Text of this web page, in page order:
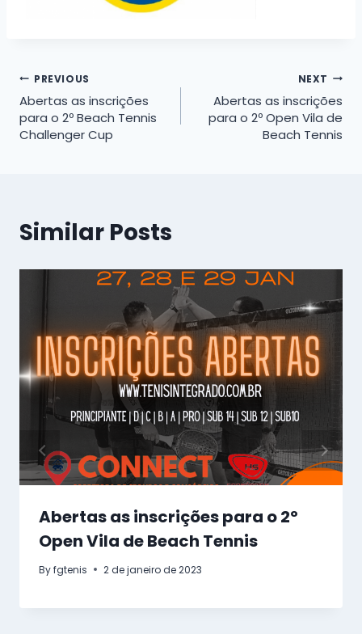
Navegação
de
Post
PREVIOUS
Abertas as inscrições
para o 2º Beach Tennis
Challenger Cup
NEXT
Abertas as inscrições
para o 2º Open Vila de
Beach Tennis
Similar Posts
Abertas as inscrições para o 2º
Open Vila de Beach Tennis
Byfgtenis 2 de janeiro de 2023